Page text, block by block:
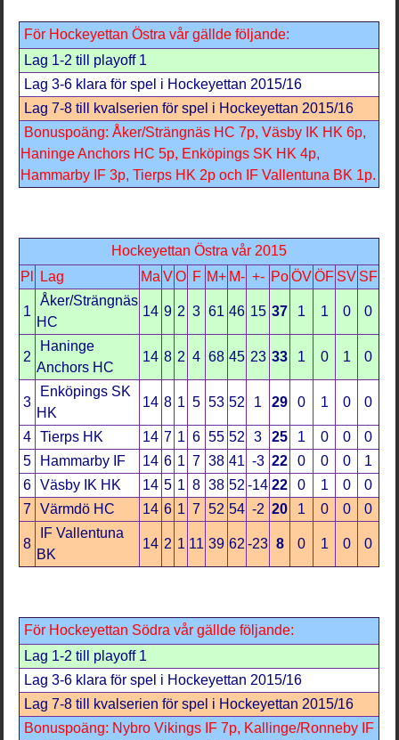
För Hockeyettan Östra vår gällde följande:
Lag 1-2 till playoff 1
Lag 3-6 klara för spel i Hockeyettan 2015/16
Lag 7-8 till kvalserien för spel i Hockeyettan 2015/16
Bonuspoäng: Åker/Strängnäs HC 7p, Väsby IK HK 6p,
Haninge Anchors HC 5p, Enköpings SK HK 4p,
Hammarby IF 3p, Tierps HK 2p och IF Vallentuna BK 1p.
Hockeyettan Östra vår 2015
Pl
Lag Ma V O F M+ M- +- Po ÖV ÖF SV SF
1
Åker/Strängnäs
HC
14 9 2 3 61 46 15 37 1 1 0 0
2
Haninge
Anchors HC
14 8 2 4 68 45 23 33 1 0 1 0
3
Enköpings SK
HK
14 8 1 5 53 52 1 29 0 1 0 0
4 Tierps HK 14 7 1 6 55 52 3 25 1 0 0
0
5
Hammarby IF 14 6 1 7 38 41 -3 22 0 0 0
1
6 Väsby IK HK 14 5 1 8 38 52 -14 22 0 1 0
0
7 Värmdö HC 14 6 1 7 52 54 -2 20 1 0 0 0
8
IF Vallentuna
BK
14 2 1 11 39 62 -23 8 0 1 0 0
För Hockeyettan Södra vår gällde följande:
Lag 1-2 till playoff 1
Lag 3-6 klara för spel i Hockeyettan 2015/16
Lag 7-8 till kvalserien för spel i Hockeyettan 2015/16
Bonuspoäng: Nybro Vikings IF 7p, Kallinge/Ronneby IF